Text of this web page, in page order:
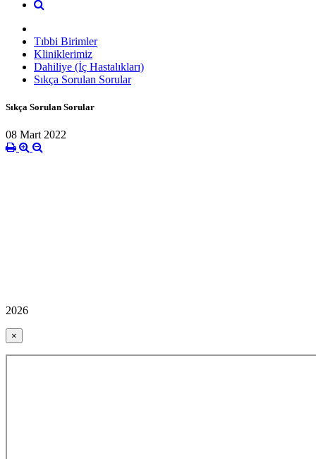
Tıbbi Birimler
Kliniklerimiz
Dahiliye (İç Hastalıkları)
Sıkça Sorulan Sorular
Sıkça Sorulan Sorular
08 Mart 2022
2026
×